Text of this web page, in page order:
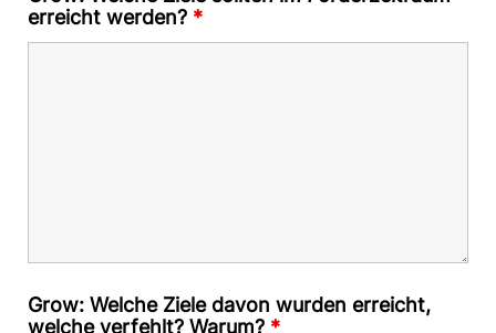
erreicht werden? *
Grow: Welche Ziele davon wurden erreicht,